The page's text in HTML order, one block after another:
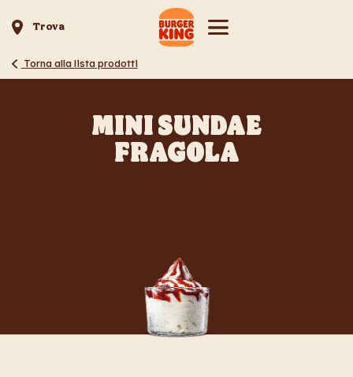
Trova
Torna alla lista prodotti
MINI SUNDAE
FRAGOLA